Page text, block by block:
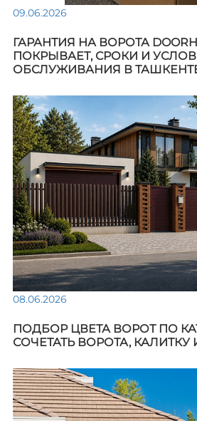
09.06.2026
ГАРАНТИЯ НА ВОРОТА
ПОКРЫВАЕТ, СРОКИ И
ОБСЛУЖИВАНИЯ В
08.06.2026
ПОДБОР ЦВЕТА ВОРОТ ПО
СОЧЕТАТЬ ВОРОТА,